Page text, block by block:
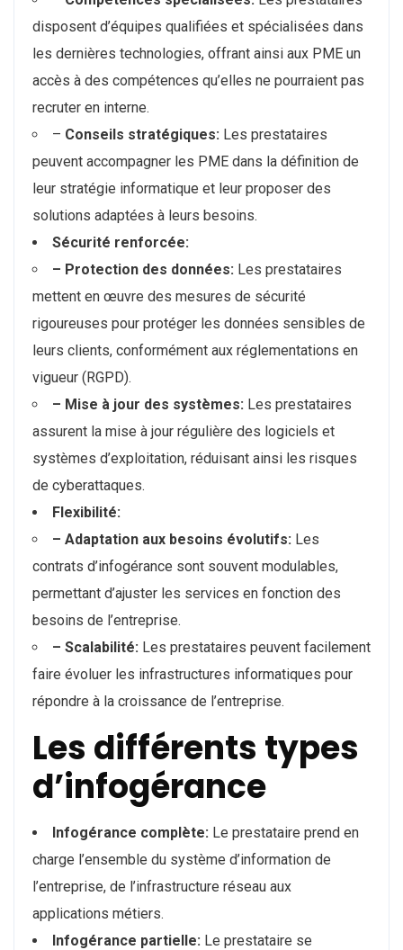
disposent d’équipes qualifiées et spécialisées dans
les dernières technologies, offrant ainsi aux PME un
accès à des compétences qu’elles ne pourraient pas
recruter en interne.
– Conseils stratégiques: Les prestataires
peuvent accompagner les PME dans la définition de
leur stratégie informatique et leur proposer des
solutions adaptées à leurs besoins.
Sécurité renforcée:
– Protection des données: Les prestataires
mettent en œuvre des mesures de sécurité
rigoureuses pour protéger les données sensibles de
leurs clients, conformément aux réglementations en
vigueur (RGPD).
– Mise à jour des systèmes: Les prestataires
assurent la mise à jour régulière des logiciels et
systèmes d’exploitation, réduisant ainsi les risques
de cyberattaques.
Flexibilité:
– Adaptation aux besoins évolutifs: Les
contrats d’infogérance sont souvent modulables,
permettant d’ajuster les services en fonction des
besoins de l’entreprise.
– Scalabilité: Les prestataires peuvent facilement
faire évoluer les infrastructures informatiques pour
répondre à la croissance de l’entreprise.
Les différents types
d’infogérance
Infogérance complète: Le prestataire prend en
charge l’ensemble du système d’information de
l’entreprise, de l’infrastructure réseau aux
applications métiers.
Infogérance partielle: Le prestataire se